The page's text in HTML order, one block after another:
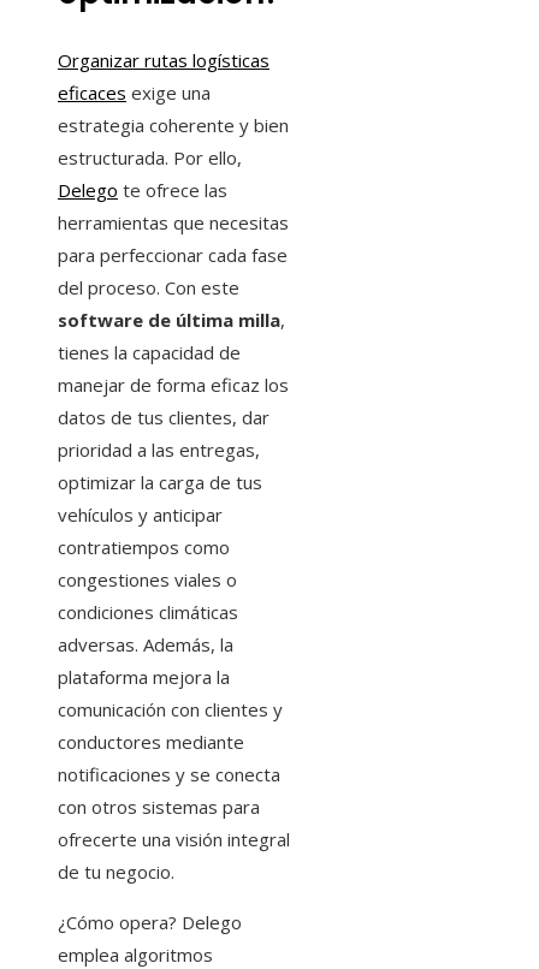
Organizar rutas logísticas
eficaces exige una
estrategia coherente y bien
estructurada. Por ello,
Delego te ofrece las
herramientas que necesitas
para perfeccionar cada fase
del proceso. Con este
software de última milla,
tienes la capacidad de
manejar de forma eficaz los
datos de tus clientes, dar
prioridad a las entregas,
optimizar la carga de tus
vehículos y anticipar
contratiempos como
congestiones viales o
condiciones climáticas
adversas. Además, la
plataforma mejora la
comunicación con clientes y
conductores mediante
notificaciones y se conecta
con otros sistemas para
ofrecerte una visión integral
de tu negocio.
¿Cómo opera? Delego
emplea algoritmos